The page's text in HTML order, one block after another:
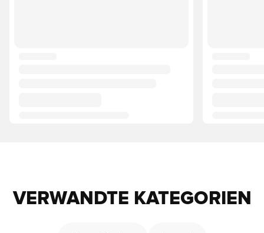
VERWANDTE KATEGORIEN